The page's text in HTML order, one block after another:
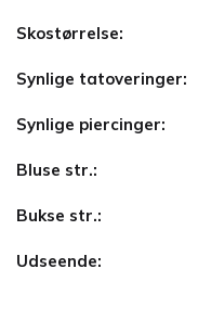
Skostørrelse:
Synlige tatoveringer:
Synlige piercinger:
Bluse str.:
Bukse str.:
Udseende: